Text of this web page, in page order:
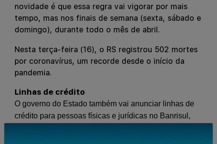
novidade é que essa regra vai vigorar por mais
tempo, mas nos finais de semana (sexta, sábado e
domingo), durante todo o mês de abril.
Nesta terça-feira (16), o RS registrou 502 mortes
por coronavírus, um recorde desde o início da
pandemia.
Linhas de crédito
O governo do Estado também vai anunciar linhas de
crédito para pessoas físicas e jurídicas no Banrisul,